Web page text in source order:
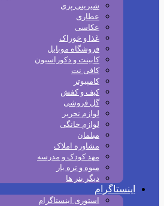
شیرینی پزی
عطاری
عکاسی
غذا و خوراک
فروشگاه موبایل
کابینت و دکوراسیون
کافی نت
کامپیوتر
کیف و کفش
گل فروشی
لوازم تحریر
لوازم خانگی
مبلمان
مشاوره املاک
مهد کودک و مدرسه
میوه و تره بار
دیگر بنر ها
اینستاگرام
استوری اینستاگرام